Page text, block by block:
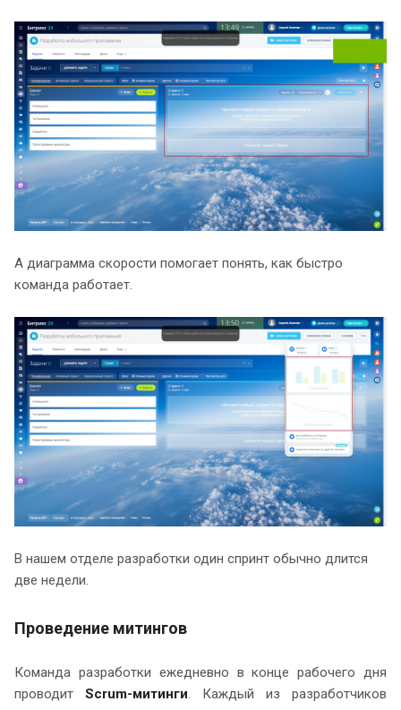
А диаграмма скорости помогает понять, как быстро
команда работает.
В нашем отделе разработки один спринт обычно длится
две недели.
Проведение митингов
Команда разработки ежедневно в конце рабочего дня
проводит Scrum-митинги. Каждый из разработчиков